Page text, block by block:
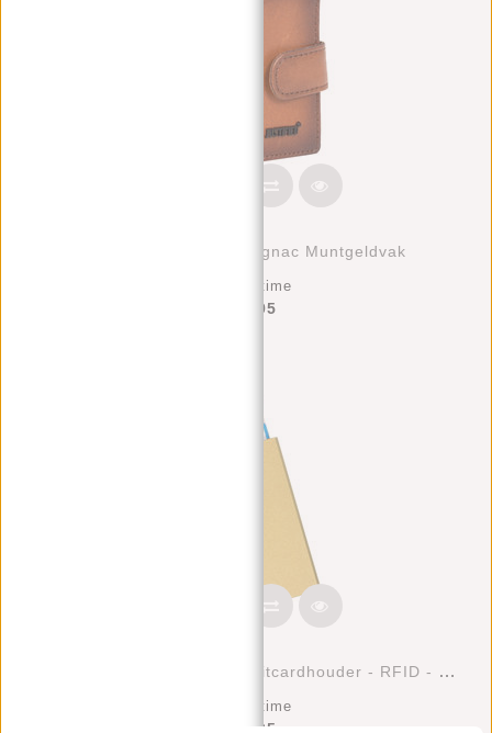
Creditcard Houder Cognac Muntgeldvak
Deliverytime
€39,95
Justified Bags® Basic - Creditcardhouder - RFID - Card Protector - Gold/Sand
Deliverytime
€17,95